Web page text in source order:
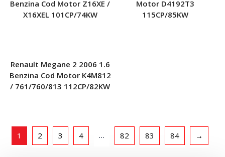
Benzina Cod Motor Z16XE /
X16XEL 101CP/74KW
Motor D4192T3
115CP/85KW
Renault Megane 2 2006 1.6
Benzina Cod Motor K4M812
/ 761/760/813 112CP/82KW
1 2 3 4 … 82 83 84 →